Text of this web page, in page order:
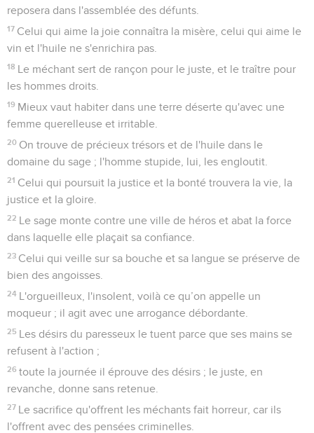
reposera dans l'assemblée des défunts.
17 Celui qui aime la joie connaîtra la misère, celui qui aime le
vin et l'huile ne s'enrichira pas.
18 Le méchant sert de rançon pour le juste, et le traître pour
les hommes droits.
19 Mieux vaut habiter dans une terre déserte qu'avec une
femme querelleuse et irritable.
20 On trouve de précieux trésors et de l'huile dans le
domaine du sage ; l'homme stupide, lui, les engloutit.
21 Celui qui poursuit la justice et la bonté trouvera la vie, la
justice et la gloire.
22 Le sage monte contre une ville de héros et abat la force
dans laquelle elle plaçait sa confiance.
23 Celui qui veille sur sa bouche et sa langue se préserve de
bien des angoisses.
24 L'orgueilleux, l'insolent, voilà ce qu’on appelle un
moqueur ; il agit avec une arrogance débordante.
25 Les désirs du paresseux le tuent parce que ses mains se
refusent à l'action ;
26 toute la journée il éprouve des désirs ; le juste, en
revanche, donne sans retenue.
27 Le sacrifice qu'offrent les méchants fait horreur, car ils
l'offrent avec des pensées criminelles.